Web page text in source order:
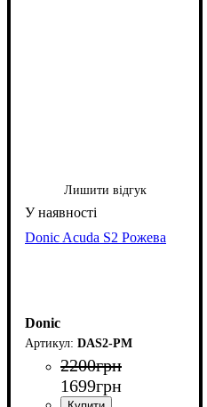
Лишити відгук
Donic Acuda S2 Рожева
Donic
DAS2-PM
2200грн
1699грн